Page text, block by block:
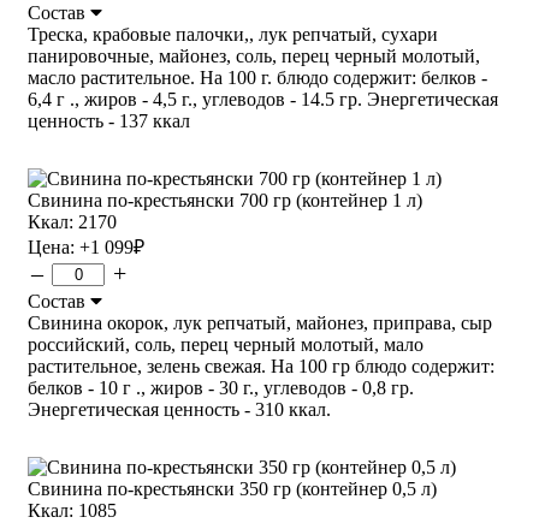
Состав
Треска, крабовые палочки,, лук репчатый, сухари
панировочные, майонез, соль, перец черный молотый,
масло растительное. На 100 г. блюдо содержит: белков -
6,4 г ., жиров - 4,5 г., углеводов - 14.5 гр. Энергетическая
ценность - 137 ккал
Свинина по-крестьянски 700 гр (контейнер 1 л)
Ккал: 2170
Цена: +1 099₽
– +
Состав
Свинина окорок, лук репчатый, майонез, приправа, сыр
российский, соль, перец черный молотый, мало
растительное, зелень свежая. На 100 гр блюдо содержит:
белков - 10 г ., жиров - 30 г., углеводов - 0,8 гр.
Энергетическая ценность - 310 ккал.
Свинина по-крестьянски 350 гр (контейнер 0,5 л)
Ккал: 1085